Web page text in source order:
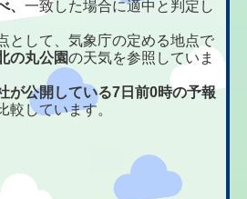
、一致した場合に適中と判定し
として、気象庁の定める地点で
の丸公園の天気を参照していま
が公開している7日前0時の予報
較しています。